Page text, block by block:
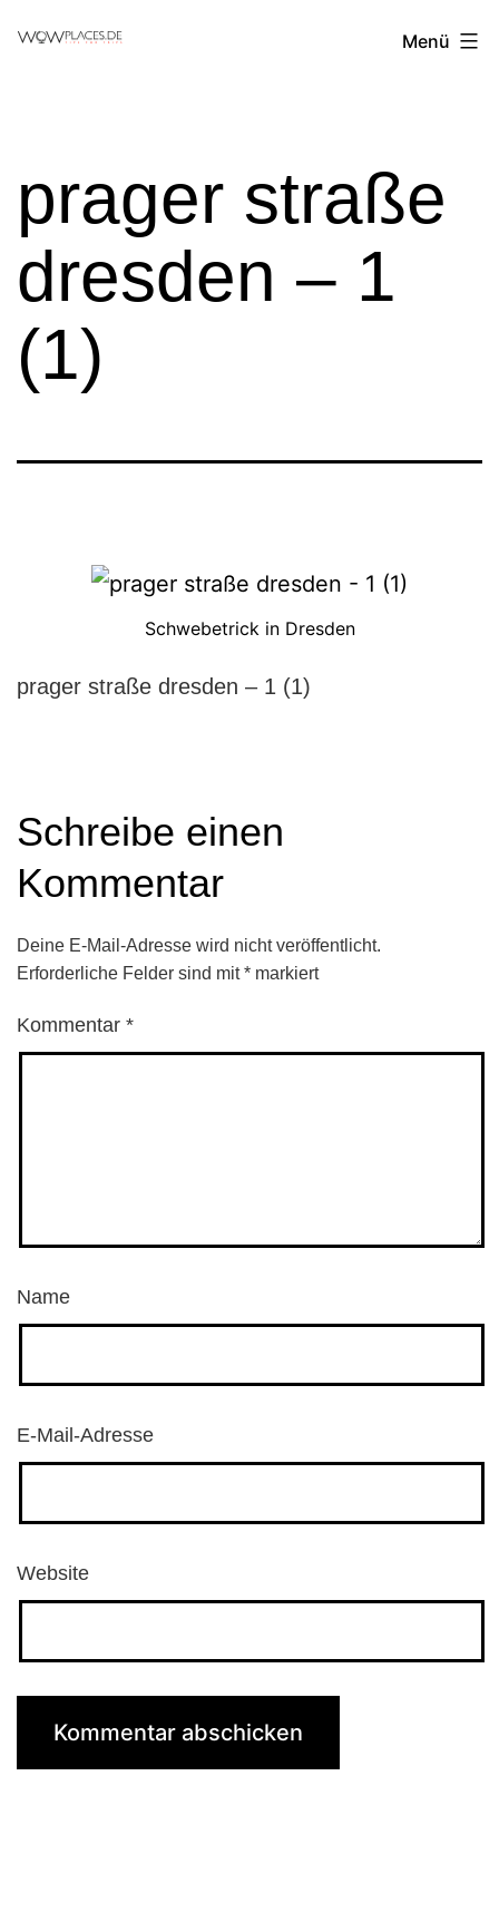
Reiseblog
Menü
prager straße
dresden – 1
(1)
Schwebetrick in Dresden
prager straße dresden – 1 (1)
Schreibe einen
Kommentar
Deine E-Mail-Adresse wird nicht veröffentlicht.
Erforderliche Felder sind mit* markiert
Kommentar *
Name
E-Mail-Adresse
Website